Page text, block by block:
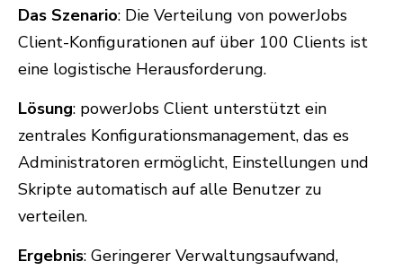
Das Szenario: Die Verteilung von powerJobs
Client-Konfigurationen auf über 100 Clients ist
eine logistische Herausforderung.
Lösung: powerJobs Client unterstützt ein
zentrales Konfigurationsmanagement, das es
Administratoren ermöglicht, Einstellungen und
Skripte automatisch auf alle Benutzer zu
verteilen.
Ergebnis: Geringerer Verwaltungsaufwand,